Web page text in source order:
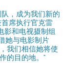
，成为我们新的
席执行官克雷
影和电视摄制组
她与电影制片
我们相信她将使
的目的地。"